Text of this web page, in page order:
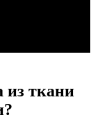
из ткани